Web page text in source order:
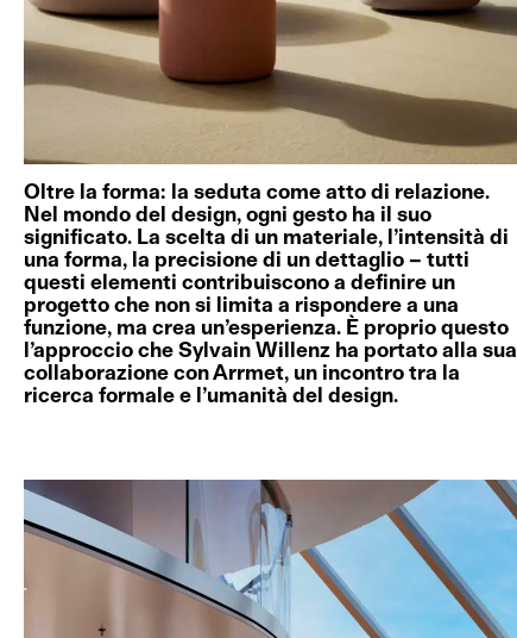
Oltre la forma: la seduta come atto di relazione.
Nel mondo del design, ogni gesto ha il suo
significato. La scelta di un materiale, l’intensità di
una forma, la precisione di un dettaglio – tutti
questi elementi contribuiscono a definire un
progetto che non si limita a rispondere a una
funzione, ma crea un’esperienza. È proprio questo
l’approccio che Sylvain Willenz ha portato alla sua
collaborazione con Arrmet, un incontro tra la
ricerca formale e l’umanità del design.